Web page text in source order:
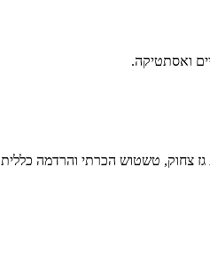
ואסתטיקה.
גז צחוק, טשטוש הכרתי והרדמה כללית